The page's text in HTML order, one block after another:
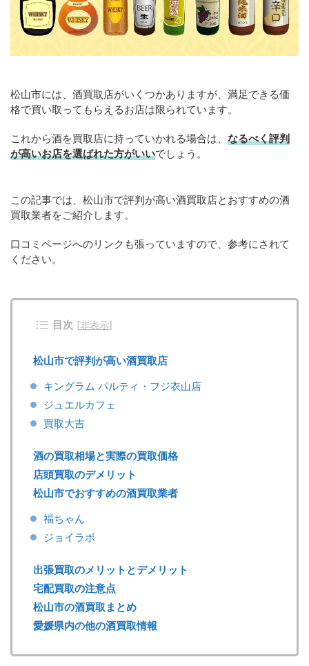
松山市には、酒買取店がいくつかありますが、満足できる価
格で買い取ってもらえるお店は限られています。
これから酒を買取店に持っていかれる場合は、 なるべく評判
が高いお店を選ばれた方がいいでしょう。
この記事では、松山市で評判が高い酒買取店とおすすめの酒
買取業者をご紹介します。
口コミページへのリンクも張っていますので、参考にされて
ください。
目次 [非表示]
松山市で評判が高い酒買取店
キングラム パルティ・フジ衣山店
ジュエルカフェ
買取大吉
酒の買取相場と実際の買取価格
店頭買取のデメリット
松山市でおすすめの酒買取業者
福ちゃん
ジョイラボ
出張買取のメリットとデメリット
宅配買取の注意点
松山市の酒買取まとめ
愛媛県内の他の酒買取情報